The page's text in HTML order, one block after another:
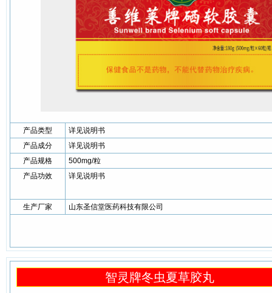
产品类型
详见说明书
产品成分
详见说明书
产品规格
500mg/粒
产品功效
详见说明书
生产厂家 山东圣信堂医药科技有限公司
智灵牌冬虫夏草胶丸